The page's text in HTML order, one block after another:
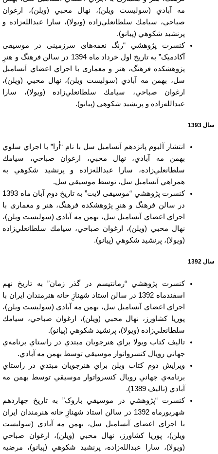
مه آبادي (سوليست ويلن)، نهال محبي (ويلن)، ارغوان
صباحي، سيامك سلطانعلي‌زاده (ويولا)، سارا عبدالله‌زاده و
پرنشيد شكوهي (پيانو).
كنسرت پژوهشي “رنگ نغمه‌های سرزمینی در موسیقی
آکادمیک” به تاريخ اول خرداد ماه 1394 در سالن فرهنگ و هنرِ
پژوهشکده فرهنگ، هنر و معماری با اجراي اعضاي آنسامبل
سل، بهمن مه آبادي (سوليست ويلن)، نهال محبي (ويلن)،
ارغوان صباحي، سيامك سلطانعلي‌زاده (ويولا)، سارا
عبدالله‌زاده و پرنشيد شكوهي (پيانو).
سال 1393
انتشار آلبوم پانزدهم آنسامبل سل با نام “اُرا” با اجراي سلوي
بهمن مه آبادي، نهال محبي، ارغوان صباحي، سيامك
سلطانعلي‌زاده، سارا عبدالله‌زاده و پرنشيد شكوهي به
همراهي آنسامبل سل، توسط موسيقي سل.
كنسرت پژوهشي “موسیقی لایت” به تاريخ دوم آبان ماه 1393
در سالن فرهنگ و هنرِ پژوهشکده فرهنگ، هنر و معماری با
اجراي اعضاي آنسامبل سل، بهمن مه آبادي (سوليست ويلن)،
نهال محبي (ويلن)، ارغوان صباحي، سيامك سلطانعلي‌زاده
(ويولا)، پرنشيد شكوهي (پيانو).
سال 1392
كنسرت پژوهشي “رمانتيسم در گذر زمان” به تاريخ نهم
اسفندماه 1392 در سالن استاد شهنازِ خانه هنرمندان ايران با
اجراي اعضاي آنسامبل سل، بهمن مه آبادي (سوليست ويلن)،
پوريا كشاورز، نهال محبي (ويلن)، ارغوان صباحي، سيامك
سلطانعلي‌زاده (ويولا)، پرنشيد شكوهي (پيانو).
تاليف كتاب ويولا براي هنرجويان مبتدي در راستاي برنامه‌ي
جهاني رويال كنسرواتوار موسيقي توسط بهمن مه آبادي.
ويرايش دوم كتاب ويلن براي هنرجويان مبتدي در راستاي
برنامه‌ي جهاني رويال كنسرواتوار موسيقي توسط بهمن مه
آبادي (تاليف 1389).
كنسرت “پژوهشي در موسيقي باروک” به تاريخ چهاردهم
شهريورماه 1392 در سالن استاد شهنازِ خانه هنرمندان ايران
با اجراي اعضاي آنسامبل سل، بهمن مه آبادي (سوليست
ويلن)، پوريا كشاورز، نهال محبي (ويلن)، ارغوان صباحي
(ويولا)، سارا عبدالله‌زاده، پرنشيد شكوهي (پيانو)، مرضيه